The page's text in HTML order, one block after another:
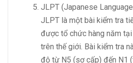
JLPT (Japanese
JLPT là một bài kiểm tra
được tổ chức hàng năm
trên thế giới. Bài kiểm tra
độ từ N5 (sơ cấp) đến N1